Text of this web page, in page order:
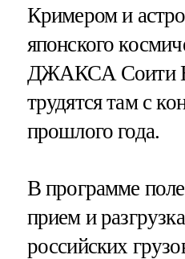
Кримером и
японского
ДЖАКСА Соити
трудятся там с
прошлого года.
В программе
прием и
российских